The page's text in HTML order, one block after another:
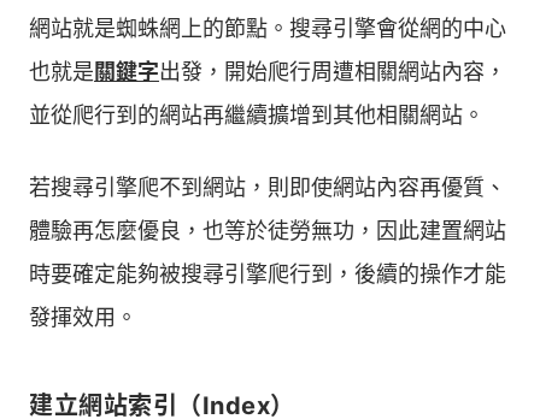
網站就是蜘蛛網上的節點。搜尋引擎會從網的中心
也就是關鍵字出發，開始爬行周遭相關網站內容，
並從爬行到的網站再繼續擴增到其他相關網站。
若搜尋引擎爬不到網站，則即使網站內容再優質、
體驗再怎麼優良，也等於徒勞無功，因此建置網站
時要確定能夠被搜尋引擎爬行到，後續的操作才能
發揮效用。
建立網站索引（Index）